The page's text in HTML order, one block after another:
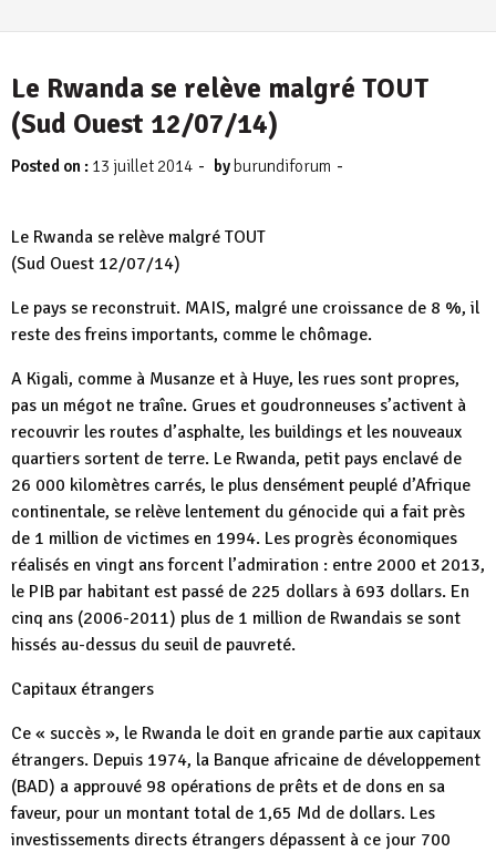
Le Rwanda se relève malgré TOUT
(Sud Ouest 12/07/14)
Posted on : 13 juillet 2014 - by burundiforum -
Le Rwanda se relève malgré TOUT
(Sud Ouest 12/07/14)
Le pays se reconstruit. MAIS, malgré une croissance de 8 %, il
reste des freins importants, comme le chômage.
A Kigali, comme à Musanze et à Huye, les rues sont propres,
pas un mégot ne traîne. Grues et goudronneuses s’activent à
recouvrir les routes d’asphalte, les buildings et les nouveaux
quartiers sortent de terre. Le Rwanda, petit pays enclavé de
26 000 kilomètres carrés, le plus densément peuplé d’Afrique
continentale, se relève lentement du génocide qui a fait près
de 1 million de victimes en 1994. Les progrès économiques
réalisés en vingt ans forcent l’admiration : entre 2000 et 2013,
le PIB par habitant est passé de 225 dollars à 693 dollars. En
cinq ans (2006-2011) plus de 1 million de Rwandais se sont
hissés au-dessus du seuil de pauvreté.
Capitaux étrangers
Ce « succès », le Rwanda le doit en grande partie aux capitaux
étrangers. Depuis 1974, la Banque africaine de développement
(BAD) a approuvé 98 opérations de prêts et de dons en sa
faveur, pour un montant total de 1,65 Md de dollars. Les
investissements directs étrangers dépassent à ce jour 700